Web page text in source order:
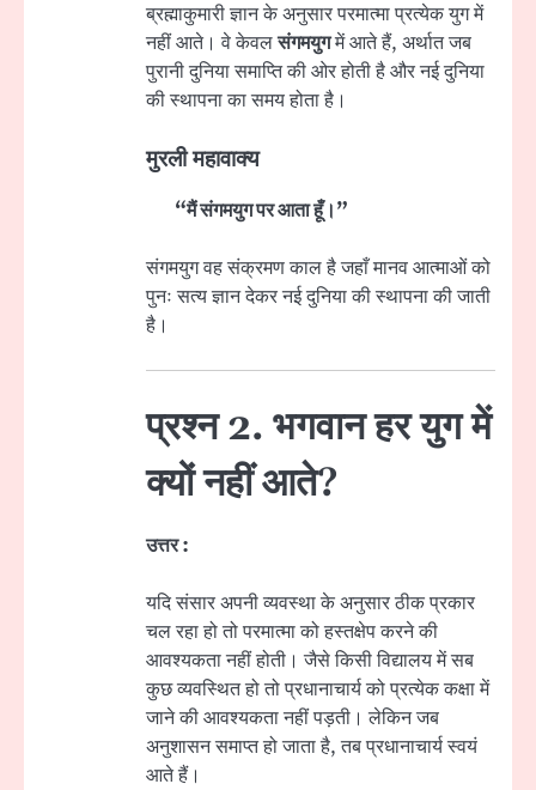
ब्रह्माकुमारी ज्ञान के अनुसार परमात्मा प्रत्येक युग में
नहीं आते। वे केवलसंगमयुगमें आते हैं, अर्थात जब
पुरानी दुनिया समाप्ति की ओर होती है और नई दुनिया
की स्थापना का समय होता है।
मुरली महावाक्य
“मैं संगमयुग पर आता हूँ।”
संगमयुग वह संक्रमण काल है जहाँ मानव आत्माओं को
पुनः सत्य ज्ञान देकर नई दुनिया की स्थापना की जाती
है।
प्रश्न 2. भगवान हर युग में
क्यों नहीं आते?
उत्तर :
यदि संसार अपनी व्यवस्था के अनुसार ठीक प्रकार
चल रहा हो तो परमात्मा को हस्तक्षेप करने की
आवश्यकता नहीं होती। जैसे किसी विद्यालय में सब
कुछ व्यवस्थित हो तो प्रधानाचार्य को प्रत्येक कक्षा में
जाने की आवश्यकता नहीं पड़ती। लेकिन जब
अनुशासन समाप्त हो जाता है, तब प्रधानाचार्य स्वयं
आते हैं।